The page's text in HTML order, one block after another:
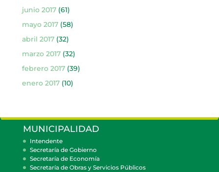
junio 2017(61)
mayo 2017(58)
abril 2017(32)
marzo 2017(32)
febrero 2017(39)
enero 2017(10)
MUNICIPALIDAD
Intendente
Secretaría de Gobierno
Secretaría de Economía
Secretaría de Obras y Servicios Públicos